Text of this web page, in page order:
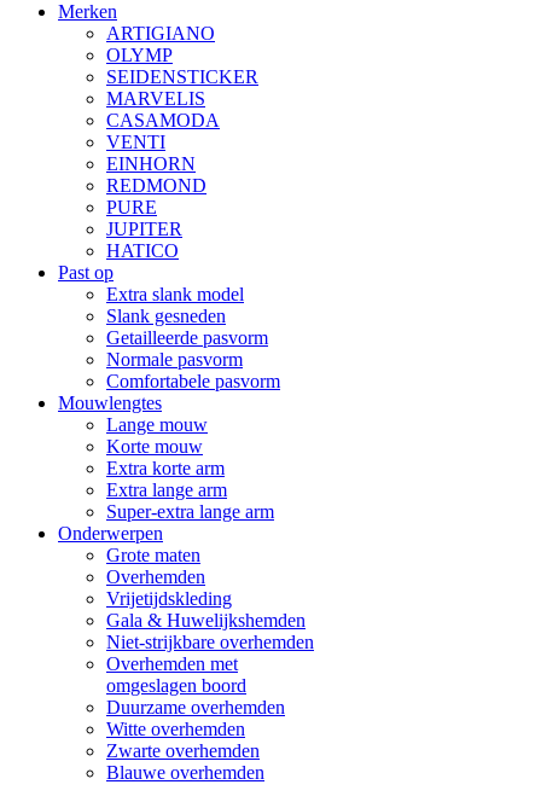
Merken
ARTIGIANO
OLYMP
SEIDENSTICKER
MARVELIS
CASAMODA
VENTI
EINHORN
REDMOND
PURE
JUPITER
HATICO
Past op
Extra slank model
Slank gesneden
Getailleerde pasvorm
Normale pasvorm
Comfortabele pasvorm
Mouwlengtes
Lange mouw
Korte mouw
Extra korte arm
Extra lange arm
Super-extra lange arm
Onderwerpen
Grote maten
Overhemden
Vrijetijdskleding
Gala & Huwelijkshemden
Niet-strijkbare overhemden
Overhemden met
omgeslagen boord
Duurzame overhemden
Witte overhemden
Zwarte overhemden
Blauwe overhemden